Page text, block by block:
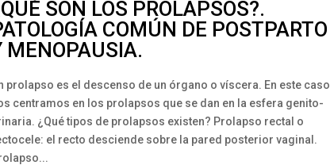
SON LOS PROLAPSOS?.
COMÚN DE POSTPARTO
MENOPAUSIA.
prolapso es el descenso de un órgano o víscera. En este caso
centramos en los prolapsos que se dan en la esfera genito-
¿Qué tipos de prolapsos existen? Prolapso rectal o
el recto desciende sobre la pared posterior vaginal.